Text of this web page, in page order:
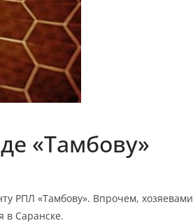
«Тамбову»
РПЛ «Тамбову». Впрочем, хозяевами
в Саранске.